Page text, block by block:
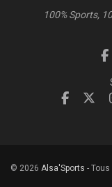
100% Sports,
© 2026 Alsa'Sports -